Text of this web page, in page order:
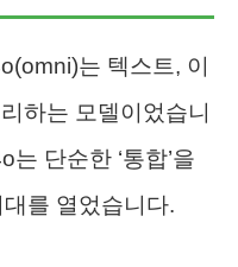
는 텍스트, 이
하는 모델이었습니
단순한 ‘통합’을
대를 열었습니다.